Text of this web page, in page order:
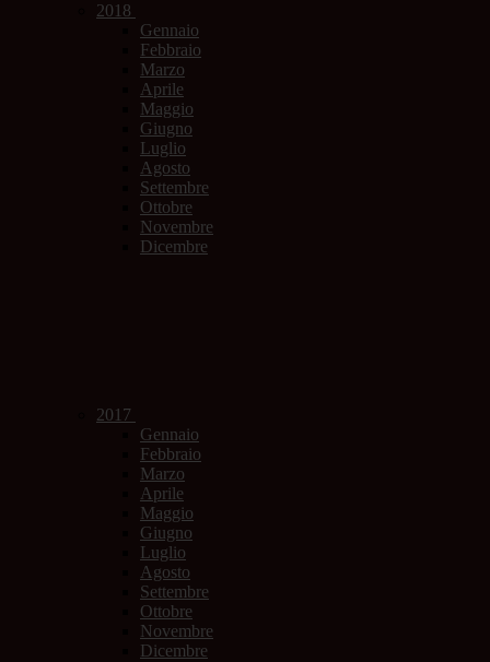
2018
Gennaio
Febbraio
Marzo
Aprile
Maggio
Giugno
Luglio
Agosto
Settembre
Ottobre
Novembre
Dicembre
2017
Gennaio
Febbraio
Marzo
Aprile
Maggio
Giugno
Luglio
Agosto
Settembre
Ottobre
Novembre
Dicembre